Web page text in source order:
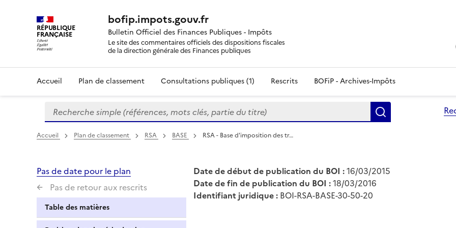
RÉPUBLIQUE
FRANÇAISE
bofip.impots.gouv.fr
Bulletin Officiel des Finances Publiques - Impôts
Le site des commentaires officiels des dispositions fiscales
de la direction générale des Finances publiques
Accueil Plan de classement Consultations publiques (1) Rescrits BOFiP - Archives-Impôts
Formulaire
de
recherche
Recherche simple (références, mots clés, partie du titre)
Accueil Plan de classement RSA BASE RSA - Base d'imposition des tr…
Pas de date pour le plan
Pas de retour aux rescrits
Table des matières
Date de début de publication du BOI :16/03/2015
Date de fin de publication du BOI :18/03/2016
Identifiant juridique : BOI-RSA-BASE-30-50-20